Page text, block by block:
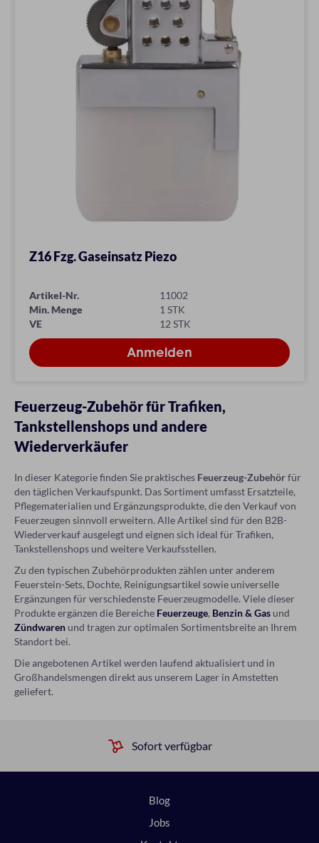
Z16 Fzg. Gaseinsatz Piezo
Artikel-Nr.
11002
Min. Menge
1 STK
VE
12 STK
Feuerzeug-Zubehör für Trafiken,
Tankstellenshops und andere
Wiederverkäufer
In dieser Kategorie finden Sie praktisches Feuerzeug-Zubehörfür
den täglichen Verkaufspunkt. Das Sortiment umfasst Ersatzteile,
Pflegematerialien und Ergänzungsprodukte, die den Verkauf von
Feuerzeugen sinnvoll erweitern. Alle Artikel sind für den B2B-
Wiederverkauf ausgelegt und eignen sich ideal für Trafiken,
Tankstellenshops und weitere Verkaufsstellen.
Zu den typischen Zubehörprodukten zählen unter anderem
Feuerstein-Sets, Dochte, Reinigungsartikel sowie universelle
Ergänzungen für verschiedenste Feuerzeugmodelle. Viele dieser
Produkte ergänzen die Bereiche Feuerzeuge, Benzin & Gas und
Zündwaren und tragen zur optimalen Sortimentsbreite an Ihrem
Standort bei.
Die angebotenen Artikel werden laufend aktualisiert und in
Großhandelsmengen direkt aus unserem Lager in Amstetten
geliefert.
Sofort verfügbar
Blog
Jobs